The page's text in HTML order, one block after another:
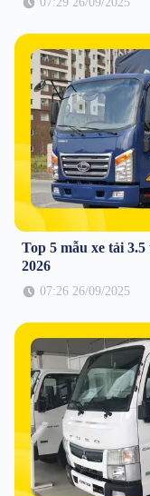
Top 5 mẫu xe tải
2026
07:26 26/09/2025